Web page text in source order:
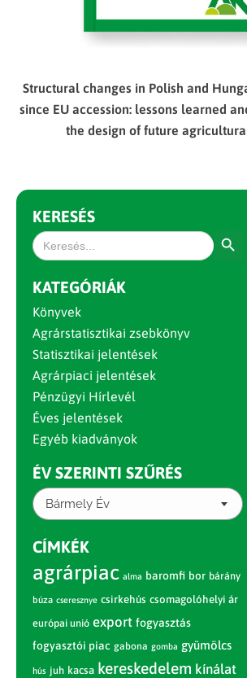
Structural changes in Polish and
since EU accession: lessons learned
the design of future
KERESÉS
Search
for:
KATEGÓRIÁK
Könyvek
Agrárstatisztikai zsebkönyv
Statisztikai jelentések
Agrárpiaci jelentések
Pénzügyi Hírlevél
Éves jelentések
Egyéb kiadványok
ÉV SZERINTI SZŰRÉS
Bármely Év
CÍMKÉK
agrárpiac alma baromfi bor bárány
búza cseresznye csirkehús csomagolóhelyi ár
európai unió export fogyasztás
fogyasztói piac gabona gomba gyümölcs
hús juh kacsa kereskedelem kínálat